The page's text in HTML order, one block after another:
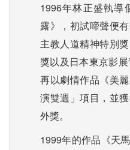
1996年林正盛執導
露》，初試啼聲便
主教人道精神特別
獎以及日本東京影
再以劇情作品《美
演雙週」項目，並
外獎。
1999年的作品《天